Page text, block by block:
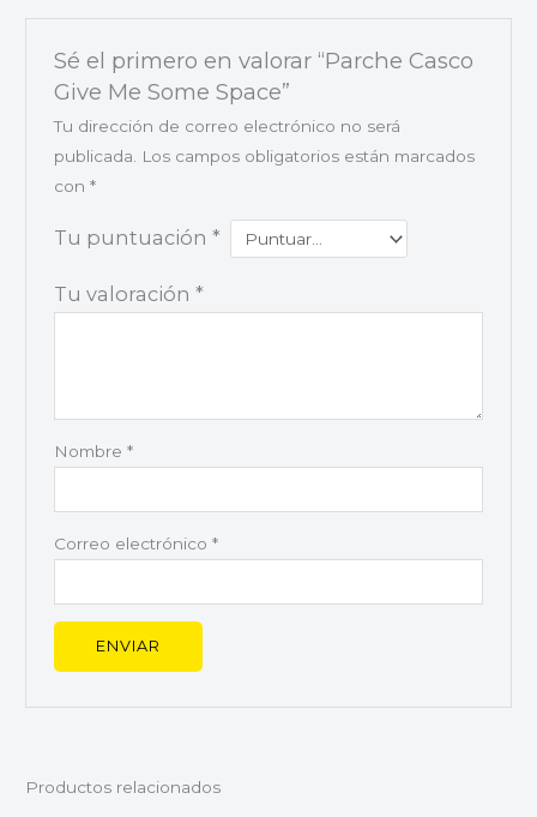
Sé el primero en valorar “Parche Casco
Give Me Some Space”
Tu dirección de correo electrónico no será
publicada.
Los campos obligatorios están marcados
con *
Tu puntuación *
Tu valoración *
Nombre *
Correo electrónico *
Productos relacionados